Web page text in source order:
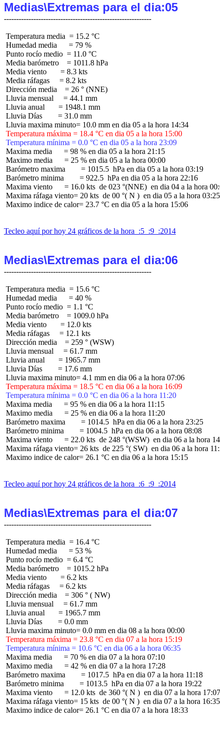
Medias\Extremas para el dia:05
Temperatura media  = 15.2 °C
Humedad media      = 79 %
Punto rocío medio  = 11.0 °C
Media barómetro    = 1011.8 hPa
Media viento       = 8.3 kts
Media ráfagas     = 8.2 kts
Dirección media    = 26 ° (NNE)
Lluvia mensual     = 44.1 mm
Lluvia anual       = 1948.1 mm
Lluvia Días        = 31.0 mm
Temperatura máxima = 18.4 °C en dia 05 a la hora 15:00
Temperatura mínima = 0.0 °C en dia 05 a la hora 23:09
Maxima media      = 98 % en dia 05 a la hora 21:15
Maximo media      = 25 % en dia 05 a la hora 00:00
Barómetro maxima        = 1015.5  hPa en dia 05 a la hora 03:19
Barómetro minima        = 922.5  hPa en dia 05 a la hora 22:16
Maxima viento      = 16.0 kts  de 023 °(NNE)  en dia 04 a la hora
Maxima ráfaga viento= 20 kts  de 00 °( N )  en dia 05 a la hora 03:25
Maximo indice de calor= 23.7 °C en dia 05 a la hora 15:06
Tecleo aquí por hoy 24 gráficos de la hora  :5  :9  :2014
Medias\Extremas para el dia:06
Temperatura media  = 15.6 °C
Humedad media      = 40 %
Punto rocío medio  = 1.1 °C
Media barómetro    = 1009.0 hPa
Media viento       = 12.0 kts
Media ráfagas     = 12.1 kts
Dirección media    = 259 ° (WSW)
Lluvia mensual     = 61.7 mm
Lluvia anual       = 1965.7 mm
Lluvia Días        = 17.6 mm
Temperatura máxima = 18.5 °C en dia 06 a la hora 16:09
Temperatura mínima = 0.0 °C en dia 06 a la hora 11:20
Maxima media      = 95 % en dia 06 a la hora 11:15
Maximo media      = 25 % en dia 06 a la hora 11:20
Barómetro maxima        = 1014.5  hPa en dia 06 a la hora 23:25
Barómetro minima        = 1004.5  hPa en dia 06 a la hora 08:08
Maxima viento      = 22.0 kts  de 248 °(WSW)  en dia 06 a la hora
Maxima ráfaga viento= 26 kts  de 225 °( SW)  en dia 06 a la hora
Maximo indice de calor= 26.1 °C en dia 06 a la hora 15:15
Tecleo aquí por hoy 24 gráficos de la hora  :6  :9  :2014
Medias\Extremas para el dia:07
Temperatura media  = 16.4 °C
Humedad media      = 53 %
Punto rocío medio  = 6.4 °C
Media barómetro    = 1015.2 hPa
Media viento       = 6.2 kts
Media ráfagas     = 6.2 kts
Dirección media    = 306 ° ( NW)
Lluvia mensual     = 61.7 mm
Lluvia anual       = 1965.7 mm
Lluvia Días        = 0.0 mm
Temperatura máxima = 23.8 °C en dia 07 a la hora 15:19
Temperatura mínima = 10.6 °C en dia 06 a la hora 06:35
Maxima media      = 70 % en dia 07 a la hora 07:10
Maximo media      = 42 % en dia 07 a la hora 17:28
Barómetro maxima        = 1017.5  hPa en dia 07 a la hora 11:18
Barómetro minima        = 1013.5  hPa en dia 07 a la hora 19:22
Maxima viento      = 12.0 kts  de 360 °( N )  en dia 07 a la hora 17:07
Maxima ráfaga viento= 15 kts  de 00 °( N )  en dia 07 a la hora 16:35
Maximo indice de calor= 26.1 °C en dia 07 a la hora 18:33